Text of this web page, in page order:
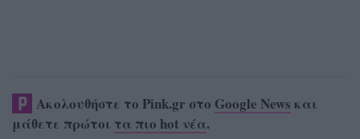
Ακολουθήστε το Pink.gr στο Google News και
μάθετε πρώτοι τα πιο hot νέα.